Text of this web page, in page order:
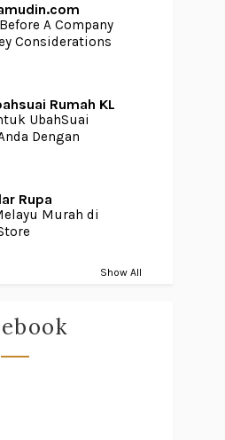
A Company
Considerations
Rumah KL
UbahSuai
Dengan
Rupa
Murah di
Show All